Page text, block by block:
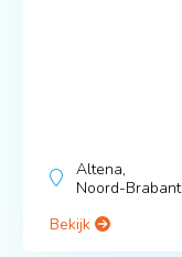
Altena,
Noord-Brabant
Bekijk